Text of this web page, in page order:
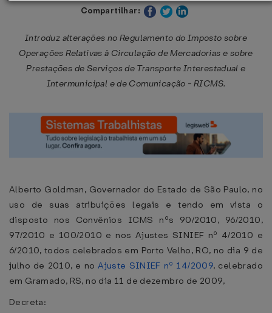
Compartilhar:
Introduz alterações no Regulamento do Imposto sobre
Operações Relativas à Circulação de Mercadorias e sobre
Prestações de Serviços de Transporte Interestadual e
Intermunicipal e de Comunicação - RICMS.
Alberto Goldman, Governador do Estado de São Paulo, no
uso de suas atribuições legais e tendo em vista o
disposto nos Convênios ICMS nºs 90/2010, 96/2010,
97/2010 e 100/2010 e nos Ajustes SINIEF nº 4/2010 e
6/2010, todos celebrados em Porto Velho, RO, no dia 9 de
julho de 2010, e noAjuste SINIEF nº 14/2009, celebrado
em Gramado, RS, no dia 11 de dezembro de 2009,
Decreta: